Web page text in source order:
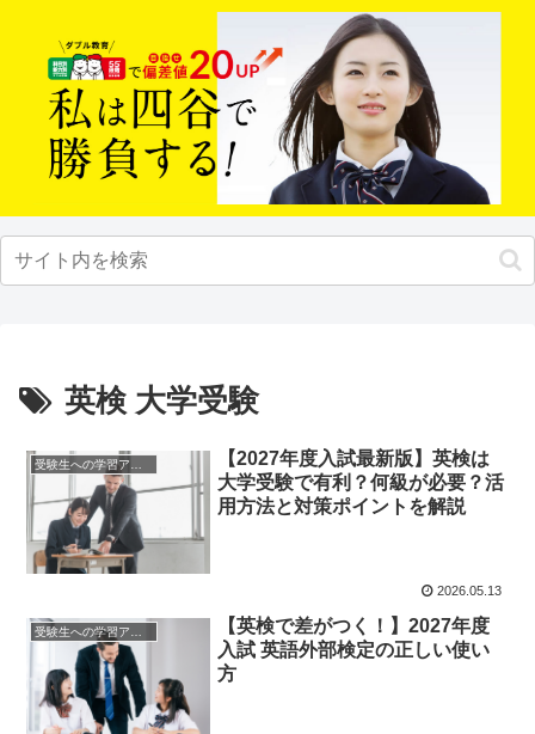
英検 大学受験
【2027年度入試最新版】英検は
大学受験で有利？何級が必要？活
用方法と対策ポイントを解説
2026.05.13
【英検で差がつく！】2027年度
入試 英語外部検定の正しい使い
方